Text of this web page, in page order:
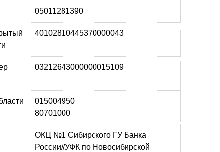
05011281390
40102810445370000043
03212643000000015109
015004950
80701000
ОКЦ №1 Сибирского ГУ Банка
России//УФК по Новосибирской